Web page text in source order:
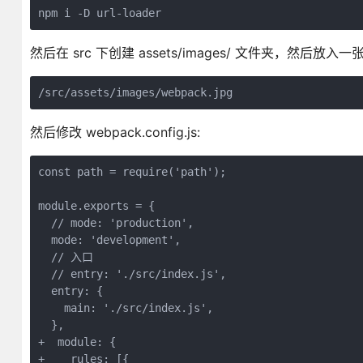
npm i -D url-loader
然后在 src 下创建 assets/images/ 文件夹，然后放入一张
然后修改 webpack.config.js:
const path = require('path');
module.exports = {
  // mode: 'production',
  mode: 'development',
  // 入口
  // entry: './src/index.js',
  entry: {
    main: './src/index.js',
  },
+  module: {
+    rules: [{